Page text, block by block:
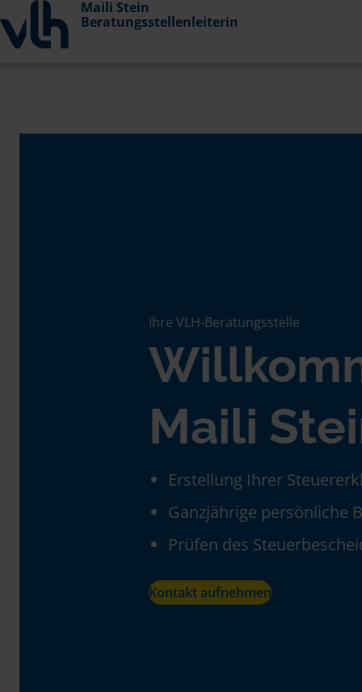
Maili Stein
Beratungsstellenleiterin
Ihre VLH-Beratungsstelle
Maili
Erstellung Ihrer
Ganzjährige persönliche
Prüfen des
Kontakt aufnehmen